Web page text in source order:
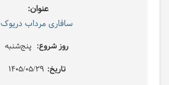
سافاری مرداب دریوک
پنج‌شنبه
1405/05/29